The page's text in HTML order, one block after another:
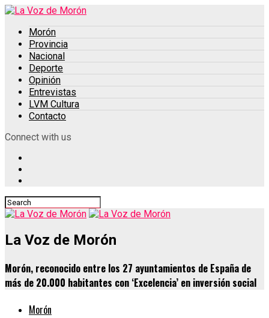
Morón
Provincia
Nacional
Deporte
Opinión
Entrevistas
LVM Cultura
Contacto
Connect with us
La Voz de Morón
Morón, reconocido entre los 27 ayuntamientos de España de
más de 20.000 habitantes con ‘Excelencia’ en inversión social
Morón